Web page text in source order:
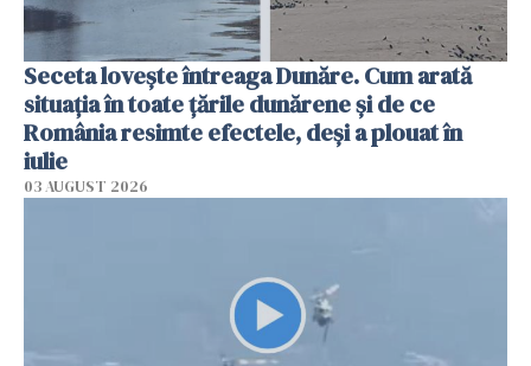
Seceta lovește întreaga Dunăre. Cum arată
situația în toate țările dunărene și de ce
România resimte efectele, deși a plouat în
iulie
03 AUGUST 2026